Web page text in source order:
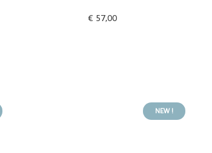
€ 57,00
NEW !